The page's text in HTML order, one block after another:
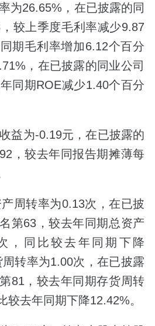
26.65%，在已披露的同
较上季度毛利率减少9.87
期毛利率增加6.12个百分
，在已披露的同业公司
同期ROE减少1.40个百分
为-0.19元，在已披露的
，较去年同报告期摊薄每
转率为0.13次，在已披
第63，较去年同期总资产
，同比较去年同期下降
转率为1.00次，在已披露
81，较去年同期存货周转
较去年同期下降12.42%。